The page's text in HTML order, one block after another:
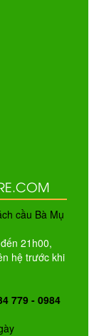
cầu Bà Mụ
21h00,
hệ trước khi
779 - 0984